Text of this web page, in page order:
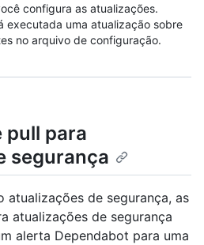
configura as atualizações.
executada uma atualização sobre
no arquivo de configuração.
pull para
segurança
atualizações de segurança, as
atualizações de segurança
alerta Dependabot para uma